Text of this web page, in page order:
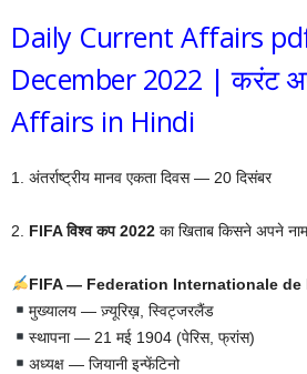
Daily Current Affairs
December 2022 | करंट
Affairs in Hindi
1. अंतर्राष्ट्रीय मानव एकता दिवस — 20 दिसंबर
2. FIFA विश्व कप 2022 का खिताब किसने अपने
FIFA — Federation Internationale
मुख्यालय — ज़्यूरिख़, स्विट्जरलैंड
स्थापना — 21 मई 1904 (पेरिस, फ्रांस)
अध्यक्ष — जियानी इन्फेंटिनो